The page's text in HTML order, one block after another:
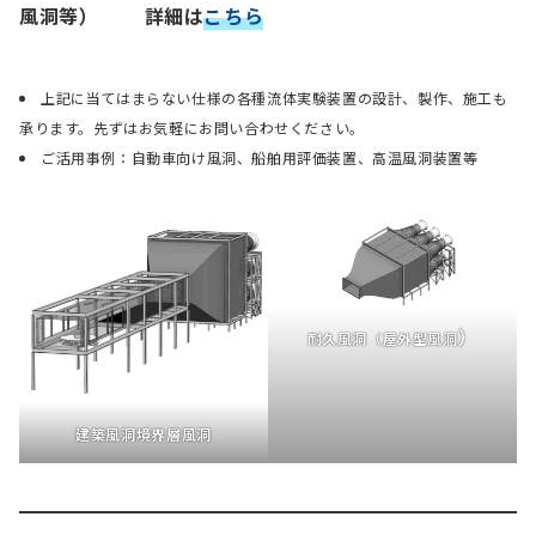
風洞等）
詳細はこちら
上記に当てはまらない仕様の各種流体実験装置の設計、製作、施工も
承ります。先ずはお気軽にお問い合わせください。
ご活用事例：自動車向け風洞、船舶用評価装置、高温風洞装置等
建築風洞境界層風洞
耐久風洞（屋外型風洞）